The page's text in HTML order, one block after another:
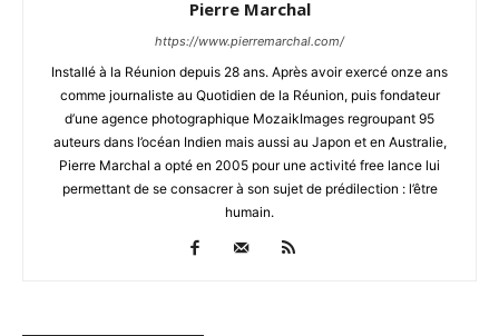
Pierre Marchal
https://www.pierremarchal.com/
Installé à la Réunion depuis 28 ans. Après avoir exercé onze ans
comme journaliste au Quotidien de la Réunion, puis fondateur
d’une agence photographique MozaikImages regroupant 95
auteurs dans l’océan Indien mais aussi au Japon et en Australie,
Pierre Marchal a opté en 2005 pour une activité free lance lui
permettant de se consacrer à son sujet de prédilection : l’être
humain.